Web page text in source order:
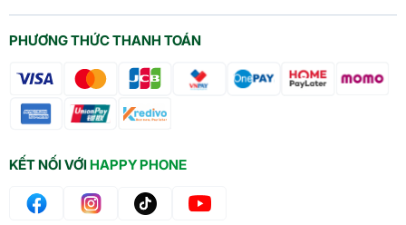
PHƯƠNG THỨC THANH TOÁN
KẾT NỐI VỚIHAPPY PHONE